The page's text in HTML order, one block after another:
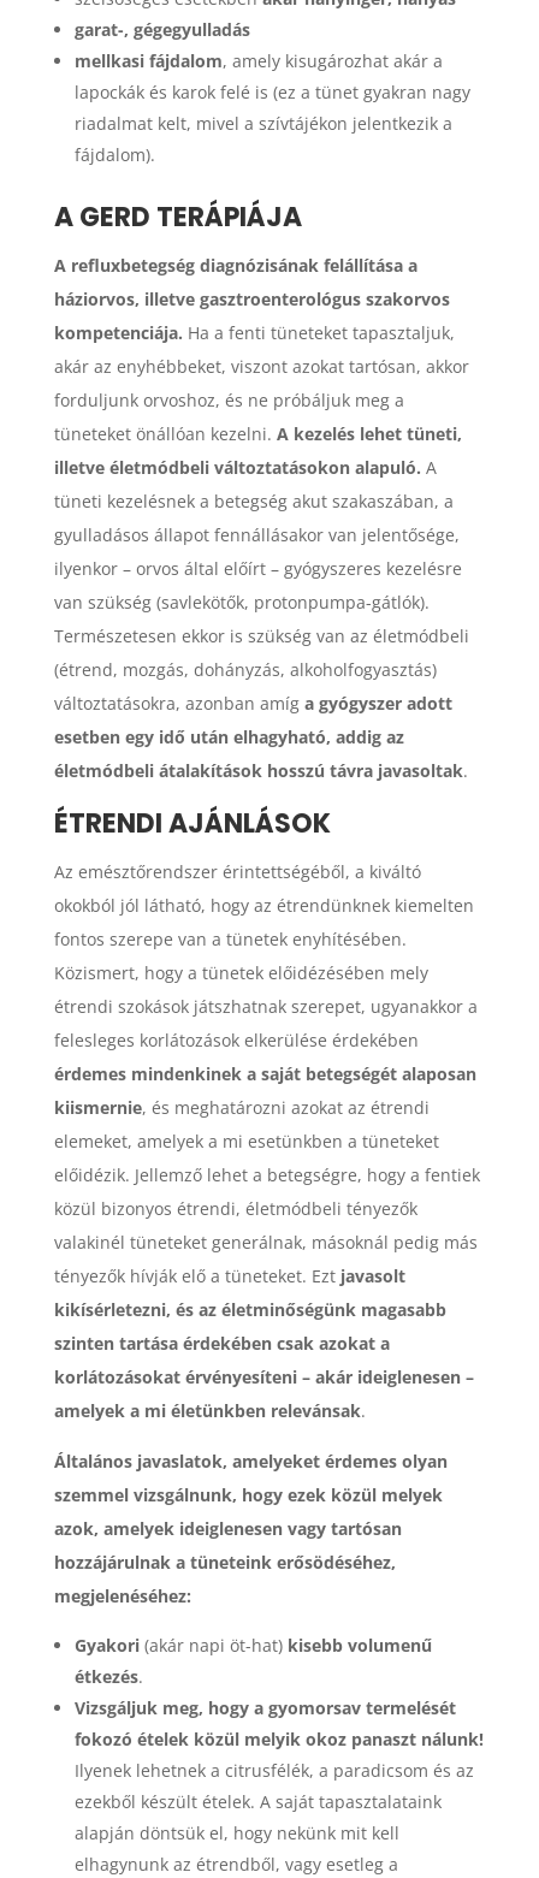
garat-, gégegyulladás
mellkasi fájdalom, amely kisugározhat akár a
lapockák és karok felé is (ez a tünet gyakran nagy
riadalmat kelt, mivel a szívtájékon jelentkezik a
fájdalom).
A GERD TERÁPIÁJA
A refluxbetegség diagnózisának felállítása a
háziorvos, illetve gasztroenterológus szakorvos
kompetenciája. Ha a fenti tüneteket tapasztaljuk,
akár az enyhébbeket, viszont azokat tartósan, akkor
forduljunk orvoshoz, és ne próbáljuk meg a
tüneteket önállóan kezelni. A kezelés lehet tüneti,
illetve életmódbeli változtatásokon alapuló. A
tüneti kezelésnek a betegség akut szakaszában, a
gyulladásos állapot fennállásakor van jelentősége,
ilyenkor – orvos által előírt – gyógyszeres kezelésre
van szükség (savlekötők, protonpumpa-gátlók).
Természetesen ekkor is szükség van az életmódbeli
(étrend, mozgás, dohányzás, alkoholfogyasztás)
változtatásokra, azonban amíg a gyógyszer adott
esetben egy idő után elhagyható, addig az
életmódbeli átalakítások hosszú távra javasoltak.
ÉTRENDI AJÁNLÁSOK
Az emésztőrendszer érintettségéből, a kiváltó
okokból jól látható, hogy az étrendünknek kiemelten
fontos szerepe van a tünetek enyhítésében.
Közismert, hogy a tünetek előidézésében mely
étrendi szokások játszhatnak szerepet, ugyanakkor a
felesleges korlátozások elkerülése érdekében
érdemes mindenkinek a saját betegségét alaposan
kiismernie, és meghatározni azokat az étrendi
elemeket, amelyek a mi esetünkben a tüneteket
előidézik. Jellemző lehet a betegségre, hogy a fentiek
közül bizonyos étrendi, életmódbeli tényezők
valakinél tüneteket generálnak, másoknál pedig más
tényezők hívják elő a tüneteket. Ezt javasolt
kikísérletezni, és az életminőségünk magasabb
szinten tartása érdekében csak azokat a
korlátozásokat érvényesíteni – akár ideiglenesen –
amelyek a mi életünkben relevánsak.
Általános javaslatok, amelyeket érdemes olyan
szemmel vizsgálnunk, hogy ezek közül melyek
azok, amelyek ideiglenesen vagy tartósan
hozzájárulnak a tüneteink erősödéséhez,
megjelenéséhez:
Gyakori(akár napi öt-hat) kisebb volumenű
étkezés.
Vizsgáljuk meg, hogy a gyomorsav termelését
fokozó ételek közül melyik okoz panaszt nálunk!
Ilyenek lehetnek a citrusfélék, a paradicsom és az
ezekből készült ételek. A saját tapasztalataink
alapján döntsük el, hogy nekünk mit kell
elhagynunk az étrendből, vagy esetleg a